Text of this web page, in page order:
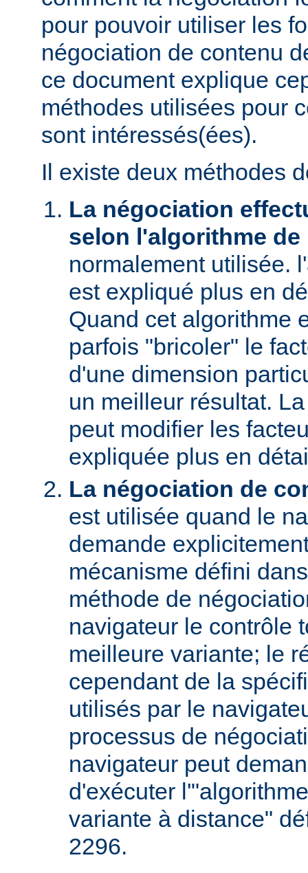
pour pouvoir utiliser les
négociation de contenu
ce document explique
méthodes utilisées pour
sont intéressés(ées).
Il existe deux méthodes
La négociation
selon l'algorithme de
normalement utilisée.
est expliqué plus en
Quand cet algorithme
parfois "bricoler" le
d'une dimension
un meilleur résultat.
peut modifier les
expliquée plus en
La négociation de
est utilisée quand le
demande
mécanisme défini
méthode de
navigateur le contrôle
meilleure variante; le
cependant de la
utilisés par le
processus de
navigateur peut
d'exécuter
variante à distance"
2296.